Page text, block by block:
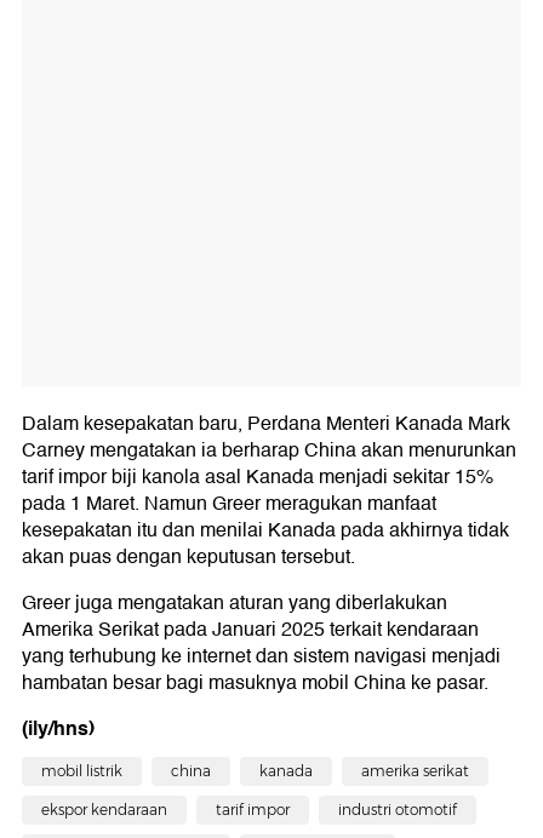
Dalam kesepakatan baru, Perdana Menteri Kanada Mark
Carney mengatakan ia berharap China akan menurunkan
tarif impor biji kanola asal Kanada menjadi sekitar 15%
pada 1 Maret. Namun Greer meragukan manfaat
kesepakatan itu dan menilai Kanada pada akhirnya tidak
akan puas dengan keputusan tersebut.
Greer juga mengatakan aturan yang diberlakukan
Amerika Serikat pada Januari 2025 terkait kendaraan
yang terhubung ke internet dan sistem navigasi menjadi
hambatan besar bagi masuknya mobil China ke pasar.
(ily/hns)
mobil listrik china kanada amerika serikat
ekspor kendaraan tarif impor industri otomotif